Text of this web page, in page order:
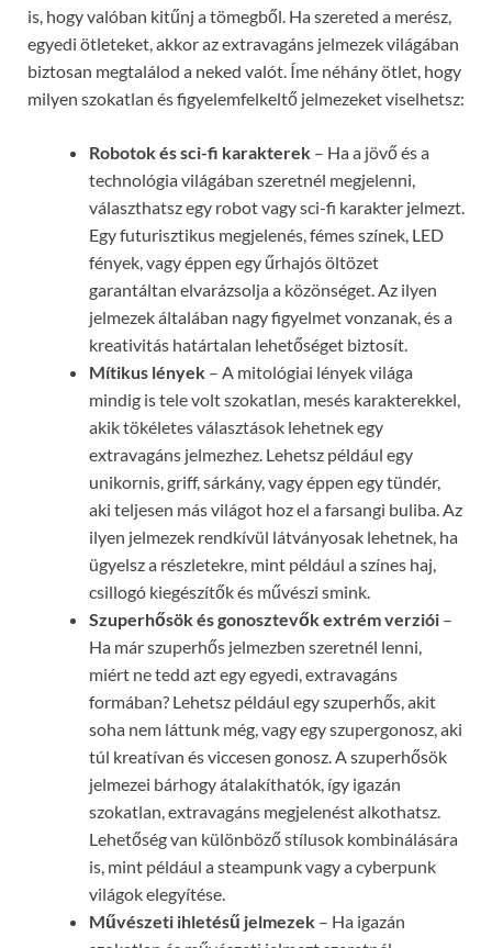
is, hogy valóban kitűnj a tömegből. Ha szereted a merész,
egyedi ötleteket, akkor az extravagáns jelmezek világában
biztosan megtalálod a neked valót. Íme néhány ötlet, hogy
milyen szokatlan és figyelemfelkeltő jelmezeket viselhetsz:
Robotok és sci-fi karakterek – Ha a jövő és a
technológia világában szeretnél megjelenni,
választhatsz egy robot vagy sci-fi karakter jelmezt.
Egy futurisztikus megjelenés, fémes színek, LED
fények, vagy éppen egy űrhajós öltözet
garantáltan elvarázsolja a közönséget. Az ilyen
jelmezek általában nagy figyelmet vonzanak, és a
kreativitás határtalan lehetőséget biztosít.
Mítikus lények – A mitológiai lények világa
mindig is tele volt szokatlan, mesés karakterekkel,
akik tökéletes választások lehetnek egy
extravagáns jelmezhez. Lehetsz például egy
unikornis, griff, sárkány, vagy éppen egy tündér,
aki teljesen más világot hoz el a farsangi buliba. Az
ilyen jelmezek rendkívül látványosak lehetnek, ha
ügyelsz a részletekre, mint például a színes haj,
csillogó kiegészítők és művészi smink.
Szuperhősök és gonosztevők extrém verziói –
Ha már szuperhős jelmezben szeretnél lenni,
miért ne tedd azt egy egyedi, extravagáns
formában? Lehetsz például egy szuperhős, akit
soha nem láttunk még, vagy egy szupergonosz, aki
túl kreatívan és viccesen gonosz. A szuperhősök
jelmezei bárhogy átalakíthatók, így igazán
szokatlan, extravagáns megjelenést alkothatsz.
Lehetőség van különböző stílusok kombinálására
is, mint például a steampunk vagy a cyberpunk
világok elegyítése.
Művészeti ihletésű jelmezek – Ha igazán